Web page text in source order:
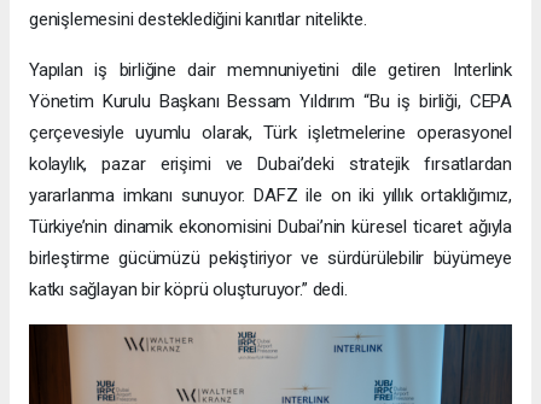
genişlemesini desteklediğini kanıtlar nitelikte.
Yapılan iş birliğine dair memnuniyetini dile getiren Interlink
Yönetim Kurulu Başkanı Bessam Yıldırım “Bu iş birliği, CEPA
çerçevesiyle uyumlu olarak, Türk işletmelerine operasyonel
kolaylık, pazar erişimi ve Dubai’deki stratejik fırsatlardan
yararlanma imkanı sunuyor. DAFZ ile on iki yıllık ortaklığımız,
Türkiye’nin dinamik ekonomisini Dubai’nin küresel ticaret ağıyla
birleştirme gücümüzü pekiştiriyor ve sürdürülebilir büyümeye
katkı sağlayan bir köprü oluşturuyor.” dedi.